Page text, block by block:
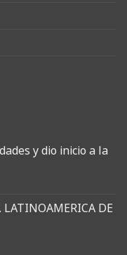
y dio inicio a la
DE